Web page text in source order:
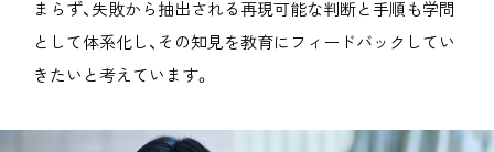
まらず、失敗から抽出される再現可能な判断と手順も学問
として体系化し、その知見を教育にフィードバックしてい
きたいと考えています。